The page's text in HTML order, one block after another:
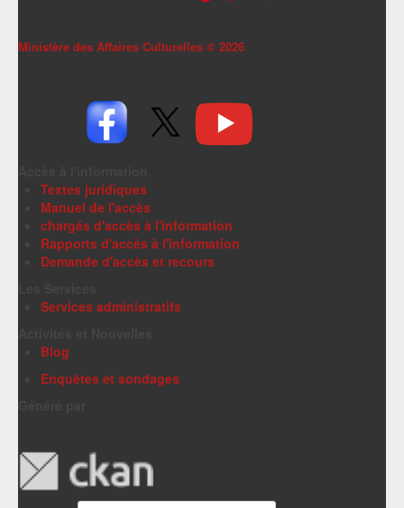
Ministère des Affaires Culturelles © 2026
Textes juridiques
Manuel de l'accès
chargés d'accès à l'information
Rapports d'accès à l'information
Demande d'accès et recours
Services administratifs
Blog
Enquêtes et sondages